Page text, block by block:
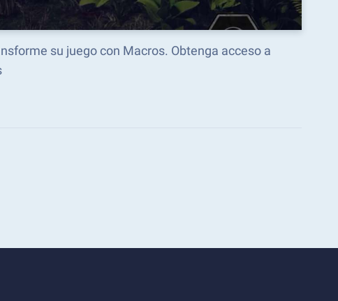
su juego con Macros. Obtenga acceso a